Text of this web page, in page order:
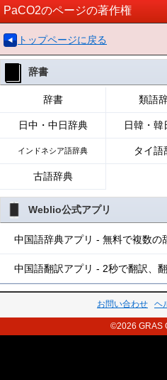
PaCO2のページの著作権
トップページに戻る
辞書
辞書 類語
日中・中日辞典 日韓・韓
インドネシア語辞典 タイ語
古語辞典
Weblio公式アプリ
中国語辞典アプリ - 無料で複数の
中国語翻訳アプリ - 2秒で翻訳、
お問い合わせ ヘ
©2026 GRAS